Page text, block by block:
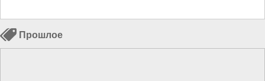
Прошлое